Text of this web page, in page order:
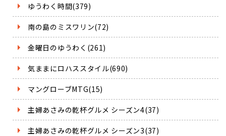
ゆうわく時間(379)
南の島のミスワリン(72)
金曜日のゆうわく(261)
気ままにロハススタイル(690)
マングローブMTG(15)
主婦あさみの乾杯グルメ シーズン4(37)
主婦あさみの乾杯グルメ シーズン3(37)